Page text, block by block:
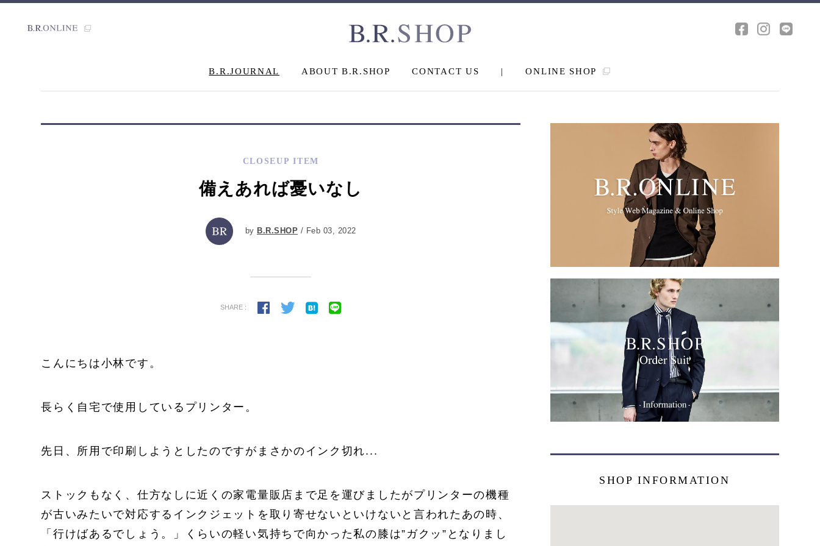
B.R.JOURNAL ABOUT B.R.SHOP CONTACT US | ONLINE SHOP
CLOSEUP ITEM
備えあれば憂いなし
by B.R.SHOP / Feb 03, 2022
SHARE :
こんにちは小林です。
長らく自宅で使用しているプリンター。
先日、所用で印刷しようとしたのですがまさかのインク切れ...
ストックもなく、仕方なしに近くの家電量販店まで足を運びましたがプリンターの機種
が古いみたいで対応するインクジェットを取り寄せないといけないと言われたあの時、
「行けばあるでしょう。」くらいの軽い気持ちで向かった私の膝は”ガクッ”となりまし
SHOP INFORMATION